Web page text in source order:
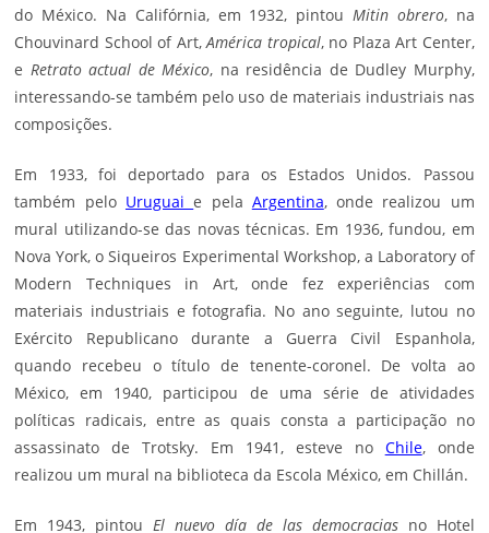
do México. Na Califórnia, em 1932, pintou Mitin obrero, na
Chouvinard School of Art,América tropical, no Plaza Art Center,
e Retrato actual de México, na residência de Dudley Murphy,
interessando-se também pelo uso de materiais industriais nas
composições.
Em 1933, foi deportado para os Estados Unidos. Passou
também pelo Uruguaie pela Argentina, onde realizou um
mural utilizando-se das novas técnicas. Em 1936, fundou, em
Nova York, o Siqueiros Experimental Workshop, a Laboratory of
Modern Techniques in Art, onde fez experiências com
materiais industriais e fotografia. No ano seguinte, lutou no
Exército Republicano durante a Guerra Civil Espanhola,
quando recebeu o título de tenente-coronel. De volta ao
México, em 1940, participou de uma série de atividades
políticas radicais, entre as quais consta a participação no
assassinato de Trotsky. Em 1941, esteve no Chile, onde
realizou um mural na biblioteca da Escola México, em Chillán.
Em 1943, pintouEl nuevo día de las democracias no Hotel